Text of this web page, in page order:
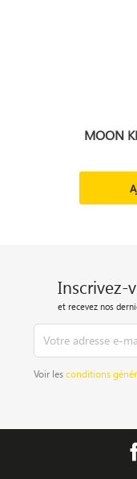
MOON
Inscrivez-
et recevez nos
Voir lesconditions